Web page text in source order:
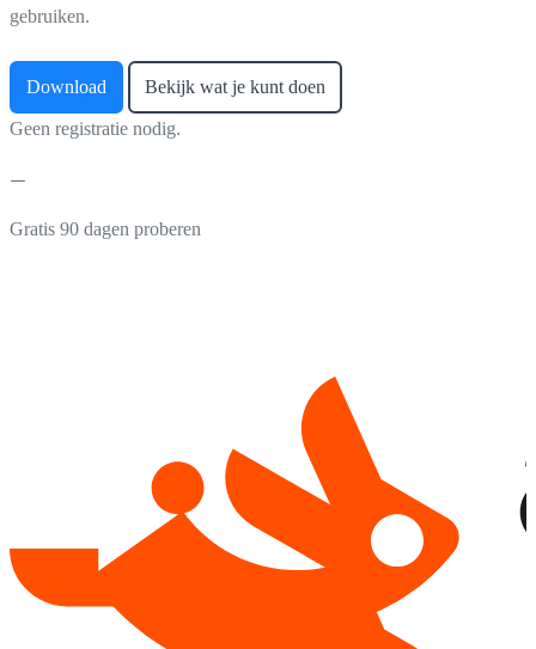
gebruiken.
Download Bekijk wat je kunt doen
Geen registratie nodig.
Gratis 90 dagen proberen